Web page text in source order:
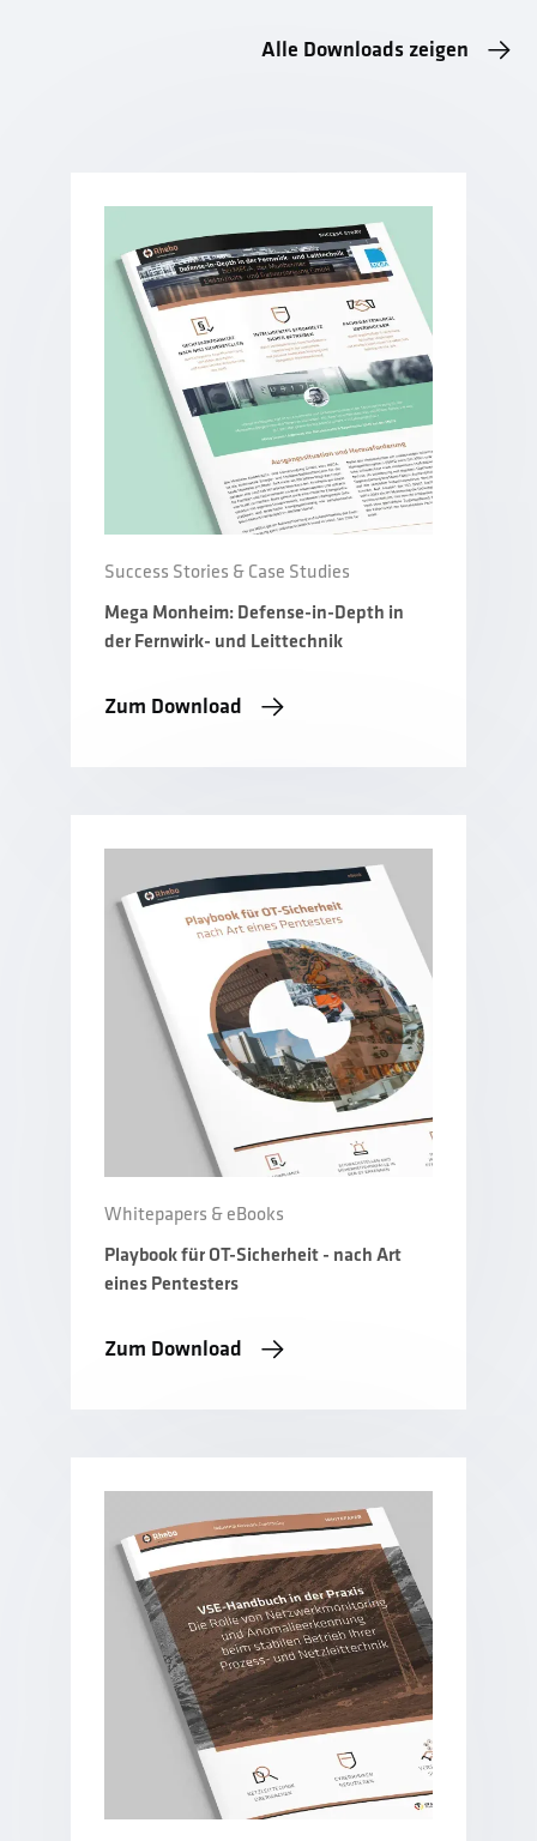
Alle Downloads zeigen
Success Stories & Case Studies
Mega Monheim: Defense-in-Depth in
der Fernwirk- und Leittechnik
Zum Download
Whitepapers & eBooks
Playbook für OT-Sicherheit - nach Art
eines Pentesters
Zum Download